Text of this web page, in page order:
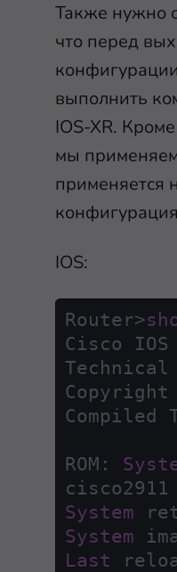
Также нужно
что перед
выполнить
IOS-XR.
мы
применяется
IOS:
Router>
Cisco
Compiled
ROM:
System
System
Last